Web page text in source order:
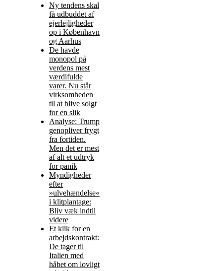
Ny tendens skal
få udbuddet af
ejerlejligheder
op i København
og Aarhus
De havde
monopol på
verdens mest
værdifulde
varer. Nu står
virksomheden
til at blive solgt
for en slik
Analyse: Trump
genopliver frygt
fra fortiden.
Men det er mest
af alt et udtryk
for panik
Myndigheder
efter
»ulvehændelse«
i klitplantage:
Bliv væk indtil
videre
Et klik for en
arbejdskontrakt:
De tager til
Italien med
håbet om lovligt